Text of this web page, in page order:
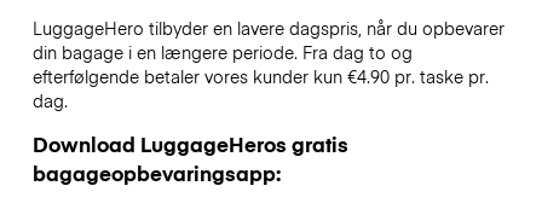
LuggageHero tilbyder en lavere dagspris, når du opbevarer
din bagage i en længere periode. Fra dag to og
efterfølgende betaler vores kunder kun €4.90 pr. taske pr.
dag.
Download LuggageHeros gratis
bagageopbevaringsapp: